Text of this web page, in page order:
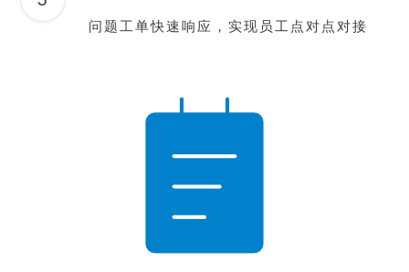
问题工单快速响应，实现员工点对点对接